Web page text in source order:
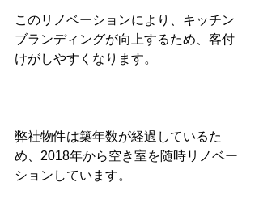
このリノベーションにより、キッチン
ブランディングが向上するため、客付
けがしやすくなります。
弊社物件は築年数が経過しているた
め、2018年から空き室を随時リノベー
ションしています。